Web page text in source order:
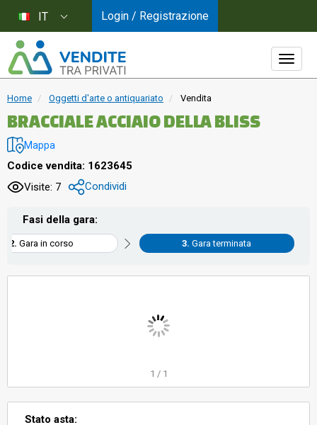
Home Oggetti d'arte o antiquariato Vendita
BRACCIALE ACCIAIO DELLA BLISS
Mappa
Codice vendita: 1623645
Visite: 7
Condividi
Fasi della gara:
Gara in corso Gara terminata
1 / 1
Stato asta:
IT Login / Registrazione